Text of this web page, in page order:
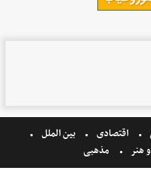
اقتصادی
بین الملل
هنر مذهبی